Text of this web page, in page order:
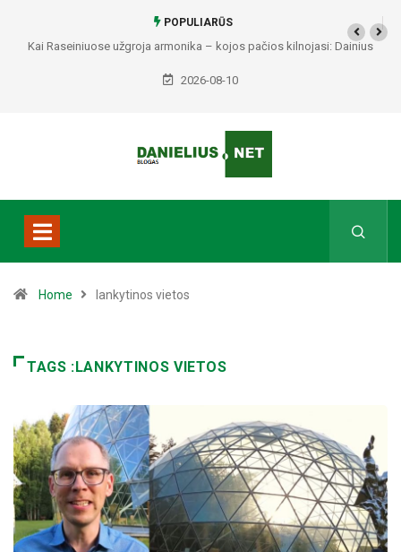
POPULIARŪS
Kai Raseiniuose užgroja armonika – kojos pačios kilnojasi: Dainius
Maslauskas priminė melodijas, kurios gyvena širdyje
2026-08-10
Home lankytinos vietos
TAGS :LANKYTINOS VIETOS